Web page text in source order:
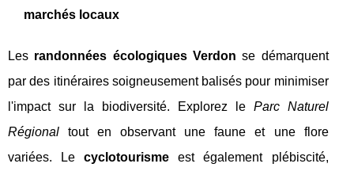
marchés locaux
Les randonnées écologiques Verdon se démarquent
par des itinéraires soigneusement balisés pour minimiser
l'impact sur la biodiversité. Explorez le Parc Naturel
Régional tout en observant une faune et une flore
variées. Lecyclotourisme est également plébiscité,